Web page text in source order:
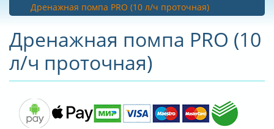
АКЦИИ И РАСПРОДАЖИ
УСЛУГИ
НОВОСТИ
Дренажная помпа PRO (10 л/ч проточная)
Дренажная помпа PRO (10
л/ч проточная)